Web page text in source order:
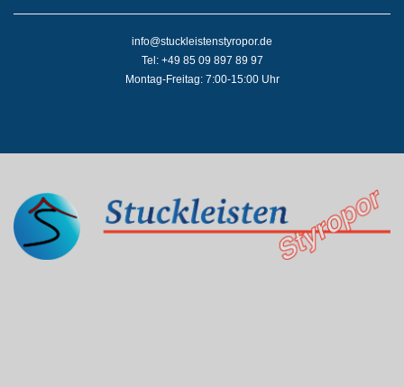
info@stuckleistenstyropor.de
Tel: +49 85 09 897 89 97
Montag-Freitag: 7:00-15:00 Uhr